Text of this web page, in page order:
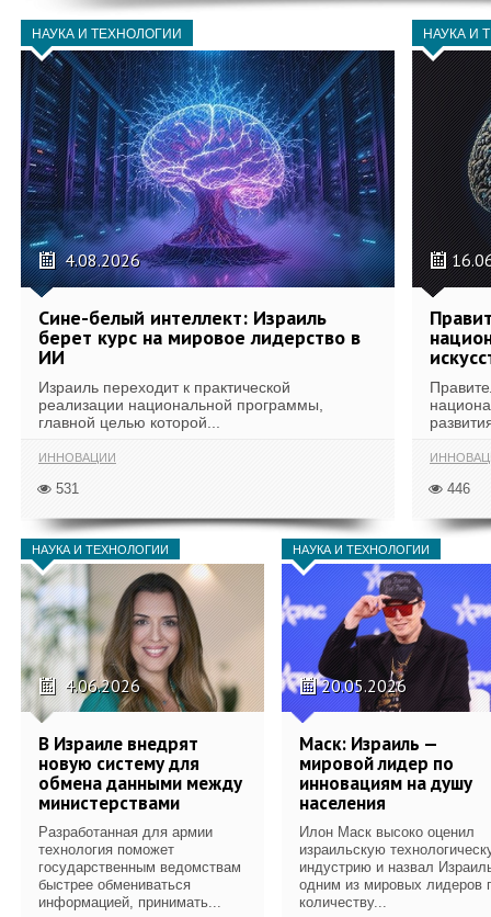
НАУКА И ТЕХНОЛОГИИ
4.08.2026
Сине-белый интеллект: Израиль
берет курс на мировое лидерство в
ИИ
Израиль переходит к практической
реализации национальной программы,
главной целью которой...
ИННОВАЦИИ
531
НАУКА И
446
НАУКА И ТЕХНОЛОГИИ
4.06.2026
В Израиле внедрят
новую систему для
обмена данными между
министерствами
Разработанная для армии
технология поможет
государственным ведомствам
быстрее обмениваться
информацией, принимать...
НАУКА И ТЕХНОЛОГИИ
20.05.2026
Маск: Израиль —
мировой лидер по
инновациям на душу
населения
Илон Маск высоко оценил
израильскую
индустрию и назвал
одним из мировых лидеров
количеству...